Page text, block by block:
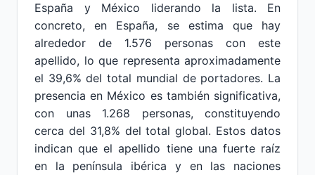
España y México liderando la lista. En
concreto, en España, se estima que hay
alrededor de 1.576 personas con este
apellido, lo que representa aproximadamente
el 39,6% del total mundial de portadores. La
presencia en México es también significativa,
con unas 1.268 personas, constituyendo
cerca del 31,8% del total global. Estos datos
indican que el apellido tiene una fuerte raíz
en la península ibérica y en las naciones